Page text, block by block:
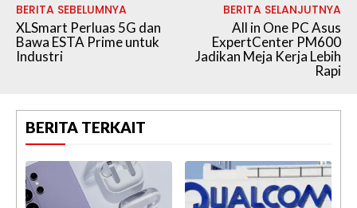
BERITA SEBELUMNYA
XLSmart Perluas 5G dan
Bawa ESTA Prime untuk
Industri
BERITA SELANJUTNYA
All in One PC Asus
ExpertCenter PM600
Jadikan Meja Kerja Lebih
Rapi
BERITA TERKAIT